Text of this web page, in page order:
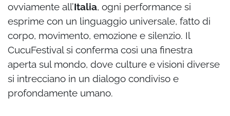
ovviamente all’Italia, ogni performance si
esprime con un linguaggio universale, fatto di
corpo, movimento, emozione e silenzio. Il
CucuFestival si conferma così una finestra
aperta sul mondo, dove culture e visioni diverse
si intrecciano in un dialogo condiviso e
profondamente umano.